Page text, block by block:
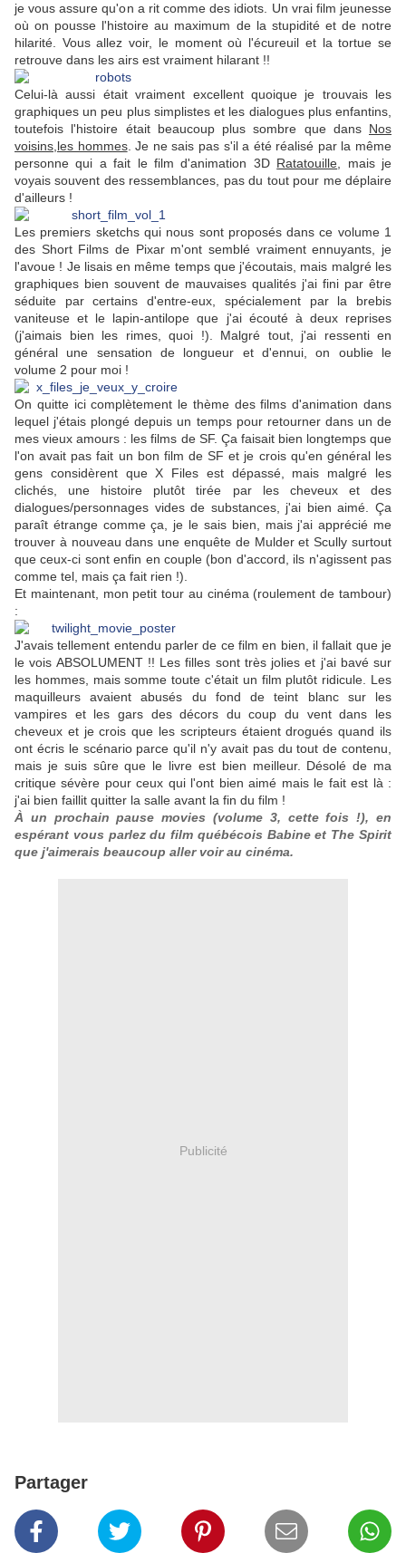
je vous assure qu'on a rit comme des idiots. Un vrai film jeunesse
où on pousse l'histoire au maximum de la stupidité et de notre
hilarité. Vous allez voir, le moment où l'écureuil et la tortue se
retrouve dans les airs est vraiment hilarant !!
Celui-là aussi était vraiment excellent quoique je trouvais les
graphiques un peu plus simplistes et les dialogues plus enfantins,
toutefois l'histoire était beaucoup plus sombre que dans Nos
voisins,les hommes. Je ne sais pas s'il a été réalisé par la même
personne qui a fait le film d'animation 3D Ratatouille , mais je
voyais souvent des ressemblances, pas du tout pour me déplaire
d'ailleurs !
Les premiers sketchs qui nous sont proposés dans ce volume 1
des Short Films de Pixar m'ont semblé vraiment ennuyants, je
l'avoue ! Je lisais en même temps que j'écoutais, mais malgré les
graphiques bien souvent de mauvaises qualités j'ai fini par être
séduite par certains d'entre-eux, spécialement par la brebis
vaniteuse et le lapin-antilope que j'ai écouté à deux reprises
(j'aimais bien les rimes, quoi !). Malgré tout, j'ai ressenti en
général une sensation de longueur et d'ennui, on oublie le
volume 2 pour moi !
On quitte ici complètement le thème des films d'animation dans
lequel j'étais plongé depuis un temps pour retourner dans un de
mes vieux amours : les films de SF. Ça faisait bien longtemps que
l'on avait pas fait un bon film de SF et je crois qu'en général les
gens considèrent que X Files est dépassé, mais malgré les
clichés, une histoire plutôt tirée par les cheveux et des
dialogues/personnages vides de substances, j'ai bien aimé. Ça
paraît étrange comme ça, je le sais bien, mais j'ai apprécié me
trouver à nouveau dans une enquête de Mulder et Scully surtout
que ceux-ci sont enfin en couple (bon d'accord, ils n'agissent pas
comme tel, mais ça fait rien !).
Et maintenant, mon petit tour au cinéma (roulement de tambour)
:
J'avais tellement entendu parler de ce film en bien, il fallait que je
le vois ABSOLUMENT !! Les filles sont très jolies et j'ai bavé sur
les hommes, mais somme toute c'était un film plutôt ridicule. Les
maquilleurs avaient abusés du fond de teint blanc sur les
vampires et les gars des décors du coup du vent dans les
cheveux et je crois que les scripteurs étaient drogués quand ils
ont écris le scénario parce qu'il n'y avait pas du tout de contenu,
mais je suis sûre que le livre est bien meilleur. Désolé de ma
critique sévère pour ceux qui l'ont bien aimé mais le fait est là :
j'ai bien faillit quitter la salle avant la fin du film !
À un prochain pause movies (volume 3, cette fois !), en
espérant vous parlez du film québécois Babine et The Spirit
que j'aimerais beaucoup aller voir au cinéma.
Publicité
Partager